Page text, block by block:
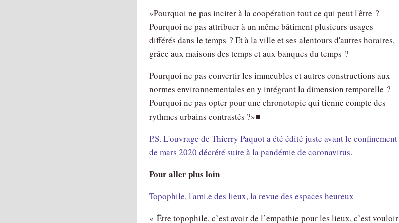
»Pourquoi ne pas inciter à la coopération tout ce qui peut l'être ?
Pourquoi ne pas attribuer à un même bâtiment plusieurs usages
différés dans le temps ? Et à la ville et ses alentours d'autres horaires,
grâce aux maisons des temps et aux banques du temps ?
Pourquoi ne pas convertir les immeubles et autres constructions aux
normes environnementales en y intégrant la dimension temporelle ?
Pourquoi ne pas opter pour une chronotopie qui tienne compte des
rythmes urbains contrastés ?»■
P.S. L'ouvrage de Thierry Paquot a été édité juste avant le confinement
de mars 2020 décrété suite à la pandémie de coronavirus.
Pour aller plus loin
Topophile, l'ami.e des lieux, la revue des espaces heureux
« Être topophile, c’est avoir de l’empathie pour les lieux, c’est vouloir